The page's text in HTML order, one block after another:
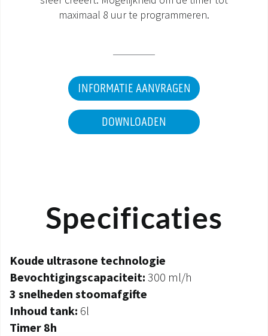
maximaal 8 uur te programmeren.
INFORMATIE AANVRAGEN
DOWNLOADEN
Specificaties
Koude ultrasone technologie
Bevochtigingscapaciteit: 300 ml/h
3 snelheden stoomafgifte
Inhoud tank: 6l
Timer 8h